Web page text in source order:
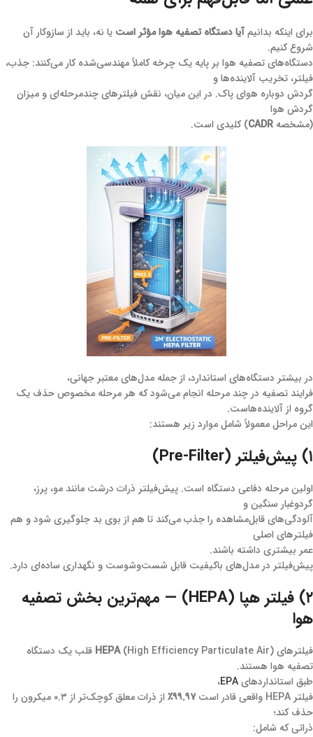
برای اینکه بدانیمآیا دستگاه تصفیه هوا مؤثر است یا نه، باید از سازوکار آن
شروع کنیم.
دستگاه‌های تصفیه هوا بر پایه یک چرخه کاملاً مهندسی‌شده کار می‌کنند: جذب،
فیلتر، تخریب آلاینده‌ها و
گردش دوباره هوای پاک. در این میان، نقش فیلترهای چندمرحله‌ای و میزان
گردش هوا
(مشخصه CADR) کلیدی است.
در بیشتر دستگاه‌های استاندارد، از جمله مدل‌های معتبر جهانی،
فرایند تصفیه در چند مرحله انجام می‌شود که هر مرحله مخصوص حذف یک
گروه از آلاینده‌هاست.
این مراحل معمولاً شامل موارد زیر هستند:
۱) پیش‌فیلتر (Pre-Filter)
اولین مرحله دفاعی دستگاه است. پیش‌فیلتر ذرات درشت مانند مو، پرز،
گردوغبار سنگین و
آلودگی‌های قابل‌مشاهده را جذب می‌کند تا هم از بوی بد جلوگیری شود و هم
فیلترهای اصلی
عمر بیشتری داشته باشند.
پیش‌فیلتر در مدل‌های باکیفیت قابل شست‌وشوست و نگهداری ساده‌ای دارد.
۲) فیلتر هپا (HEPA) — مهم‌ترین بخش تصفیه
هوا
فیلترهای HEPA (High Efficiency Particulate Air) قلب یک دستگاه
تصفیه هوا هستند.
طبق استانداردهایEPA،
فیلتر HEPA واقعی قادر است
۹۹.۹۷٪
از ذرات معلق کوچک‌تر از ۰.۳ میکرون را
حذف کند؛
ذراتی که شامل: